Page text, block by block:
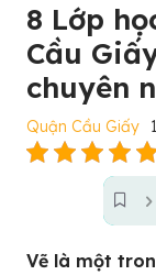
8 Lớp
Cầu
chuyên
Quận Cầu Giấy
Vẽ là một